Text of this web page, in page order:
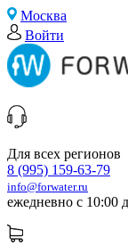
Москва
Войти
Для всех регионов
8 (995) 159-63-79
info@forwater.ru
ежедневно с 10:00